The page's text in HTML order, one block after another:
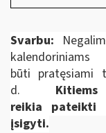
Svarbu:
būti pratęsiami
d.
reikia pateikti
įsigyti.